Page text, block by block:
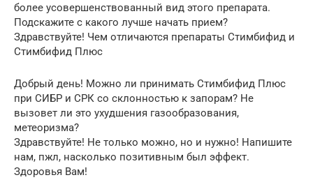
более усовершенствованный вид этого препарата.
Подскажите с какого лучше начать прием?
Здравствуйте! Чем отличаются препараты Стимбифид и
Стимбифид Плюс
Добрый день! Можно ли принимать Стимбифид Плюс
при СИБР и СРК со склонностью к запорам? Не
вызовет ли это ухудшения газообразования,
метеоризма?
Здравствуйте! Не только можно, но и нужно! Напишите
нам, пжл, насколько позитивным был эффект.
Здоровья Вам!